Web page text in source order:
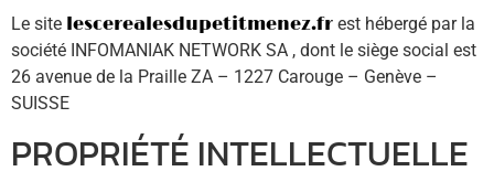
Le site lescerealesdupetitmenez.fr est hébergé par la
société INFOMANIAK NETWORK SA , dont le siège social est
26 avenue de la Praille ZA – 1227 Carouge – Genève –
SUISSE
PROPRIÉTÉ INTELLECTUELLE